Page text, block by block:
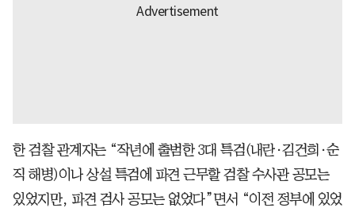
한 검찰 관계자는 “작년에 출범한 3대 특검(내란·김건희·순
직 해병)이나 상설 특검에 파견 근무할 검찰 수사관 공모는
있었지만, 파견 검사 공모는 없었다”면서 “이전 정부에 있었